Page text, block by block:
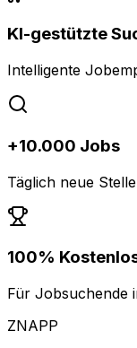
KI-gestützte
Intelligente
+10.000 Jobs
Täglich neue
100%
Für Jobsuchende
ZNAPP